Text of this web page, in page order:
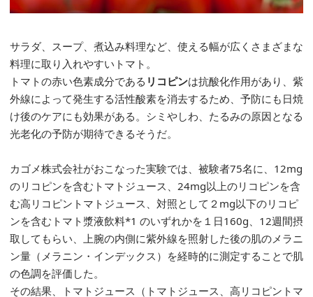
サラダ、スープ、煮込み料理など、使える幅が広くさまざまな
料理に取り入れやすいトマト。
トマトの赤い色素成分である リコピンは抗酸化作用があり、紫
外線によって発生する活性酸素を消去するため、予防にも日焼
け後のケアにも効果がある。シミやしわ、たるみの原因となる
光老化の予防が期待できるそうだ。
カゴメ株式会社がおこなった実験では、被験者75名に、12mg
のリコピンを含むトマトジュース、24mg以上のリコピンを含
む高リコピントマトジュース、対照として２mg以下のリコピ
ンを含むトマト漿液飲料*1 のいずれかを１日160g、12週間摂
取してもらい、上腕の内側に紫外線を照射した後の肌のメラニ
ン量（メラニン・インデックス）を経時的に測定することで肌
の色調を評価した。
その結果、トマトジュース（トマトジュース、高リコピントマ